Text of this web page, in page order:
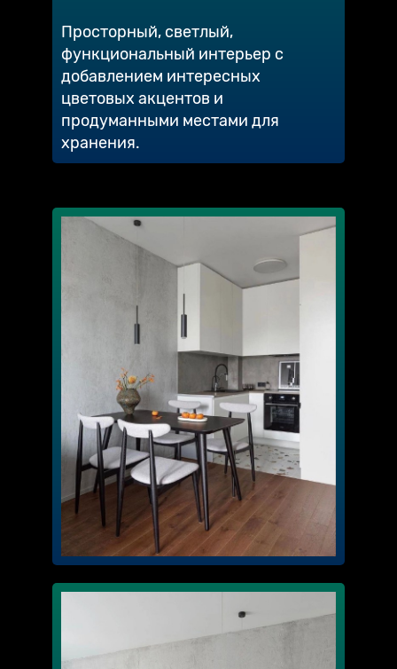
Просторный, светлый,
функциональный интерьер с
добавлением интересных
цветовых акцентов и
продуманными местами для
хранения.